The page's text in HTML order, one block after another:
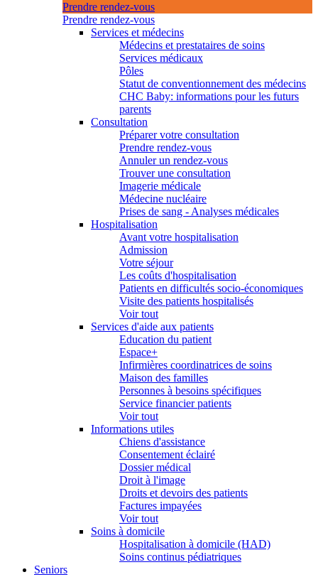
Prendre rendez-vous
Prendre rendez-vous
Services et médecins
Médecins et prestataires de soins
Services médicaux
Pôles
Statut de conventionnement des médecins
CHC Baby: informations pour les futurs
parents
Consultation
Préparer votre consultation
Prendre rendez-vous
Annuler un rendez-vous
Trouver une consultation
Imagerie médicale
Médecine nucléaire
Prises de sang - Analyses médicales
Hospitalisation
Avant votre hospitalisation
Admission
Votre séjour
Les coûts d'hospitalisation
Patients en difficultés socio-économiques
Visite des patients hospitalisés
Voir tout
Services d'aide aux patients
Education du patient
Espace+
Infirmières coordinatrices de soins
Maison des familles
Personnes à besoins spécifiques
Service financier patients
Voir tout
Informations utiles
Chiens d'assistance
Consentement éclairé
Dossier médical
Droit à l'image
Droits et devoirs des patients
Factures impayées
Voir tout
Soins à domicile
Hospitalisation à domicile (HAD)
Soins continus pédiatriques
Seniors